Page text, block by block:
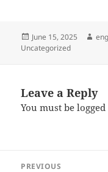
Posted
on
June 15, 2025
Uncategorized
Leave a Reply
You must belogged
PREVIOUS